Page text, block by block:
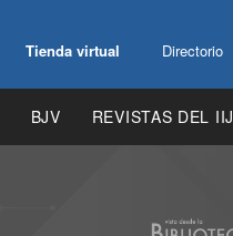
Tienda virtual Directorio
BJV REVISTAS DEL IIJ